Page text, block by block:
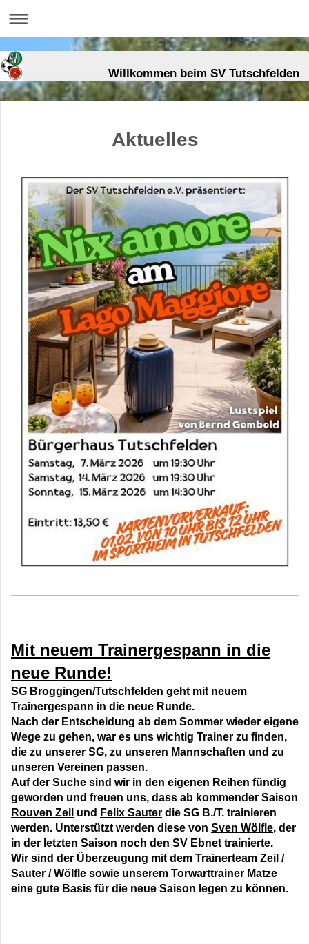
Willkommen beim SV Tutschfelden
Aktuelles
Mit neuem Trainergespann in die
neue Runde!
SG Broggingen/Tutschfelden geht mit neuem
Trainergespann in die neue Runde.
Nach der Entscheidung ab dem Sommer wieder eigene
Wege zu gehen, war es uns wichtig Trainer zu finden,
die zu unserer SG, zu unseren Mannschaften und zu
unseren Vereinen passen.
Auf der Suche sind wir in den eigenen Reihen fündig
geworden und freuen uns, dass ab kommender Saison
Rouven Zeil und Felix Sauter die SG B./T. trainieren
werden. Unterstützt werden diese von Sven Wölfle, der
in der letzten Saison noch den SV Ebnet trainierte.
Wir sind der Überzeugung mit dem Trainerteam Zeil /
Sauter / Wölfle sowie unserem Torwarttrainer Matze
eine gute Basis für die neue Saison legen zu können.